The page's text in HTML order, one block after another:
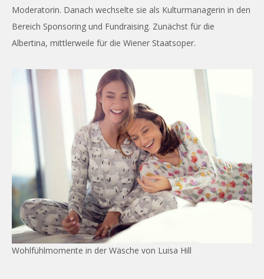
Moderatorin. Danach wechselte sie als Kulturmanagerin in den
Bereich Sponsoring und Fundraising. Zunächst für die
Albertina, mittlerweile für die Wiener Staatsoper.
Wohlfühlmomente in der Wäsche von Luisa Hill